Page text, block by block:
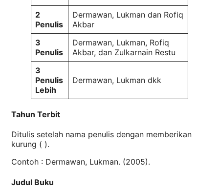
2
Penulis
Dermawan, Lukman dan Rofiq
Akbar
3
Penulis
Dermawan, Lukman, Rofiq
Akbar, dan Zulkarnain Restu
3
Penulis
Lebih
Dermawan, Lukman dkk
Tahun Terbit
Ditulis setelah nama penulis dengan memberikan
kurung ( ).
Contoh : Dermawan, Lukman. (2005).
Judul Buku